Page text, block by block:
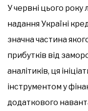
У червні цього року
надання Україні
значна частина
прибутків від
аналітиків, ця
інструментом у
додаткового